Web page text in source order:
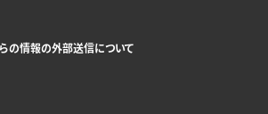
の情報の外部送信について